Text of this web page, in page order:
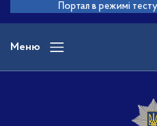
основного
вмісту
Портал в режимі
Меню